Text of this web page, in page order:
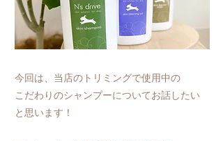
今回は、当店のトリミングで使用中の
こだわりのシャンプーについてお話したい
と思います！